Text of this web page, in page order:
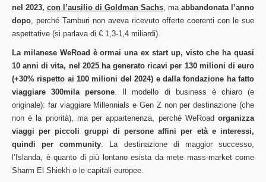
nel 2023, con l’ausilio di Goldman Sachs, ma abbandonata l’anno
dopo, perché Tamburi non aveva ricevuto offerte coerenti con le sue
aspettative (si parlava di € 1,3-1,4 miliardi).
La milanese WeRoad è ormai una ex start up, visto che ha quasi
10 anni di vita, nel 2025 ha generato ricavi per 130 milioni di euro
(+30% rispetto ai 100 milioni del 2024) e dalla fondazione ha fatto
viaggiare 300mila persone. Il modello di business è chiaro (e
originale): far viaggiare Millennials e Gen Z non per destinazione (che
non è la priorità), ma per appartenenza, perché WeRoad organizza
viaggi per piccoli gruppi di persone affini per età e interessi,
quindi per community. La destinazione di maggior successo,
l’Islanda, è quanto di più lontano esista da mete mass-market come
Sharm El Shiekh o le capitali europee.